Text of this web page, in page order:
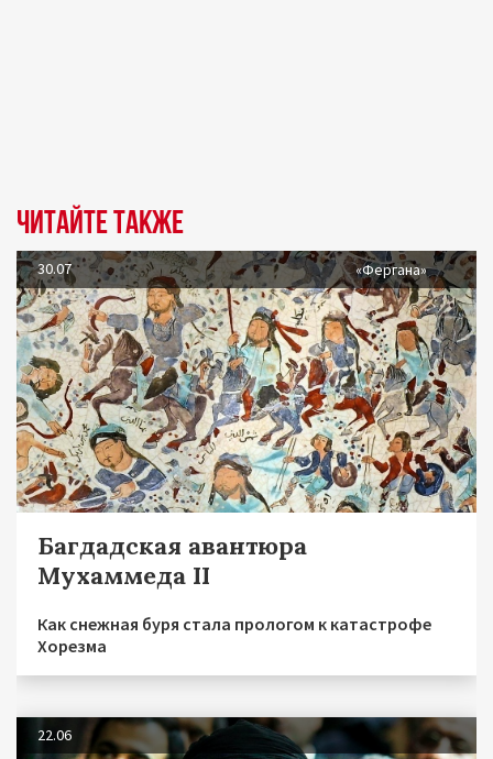
Читайте также
30.07 «Фергана»
Багдадская авантюра
Мухаммеда II
Как снежная буря стала прологом к катастрофе
Хорезма
22.06